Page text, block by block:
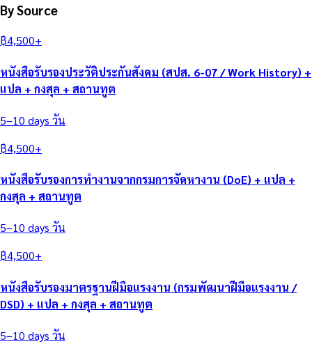
By Source
฿4,500+
หนังสือรับรองประวัติประกันสังคม (สปส. 6-07 / Work History) +
แปล + กงสุล + สถานทูต
5–10 days วัน
฿4,500+
หนังสือรับรองการทำงานจากกรมการจัดหางาน (DoE) + แปล +
กงสุล + สถานทูต
5–10 days วัน
฿4,500+
หนังสือรับรองมาตรฐานฝีมือแรงงาน (กรมพัฒนาฝีมือแรงงาน /
DSD) + แปล + กงสุล + สถานทูต
5–10 days วัน